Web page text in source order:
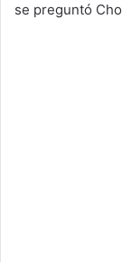
se preguntó